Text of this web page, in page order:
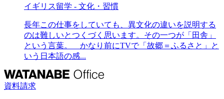
イギリス留学 - 文化・習慣
長年この仕事をしていても、異文化の違いを説明する
のは難しいとつくづく思います。その一つが「田舎」
という言葉。 かなり前にTVで「故郷＝ふるさと」と
いう日本語の感...
資料請求